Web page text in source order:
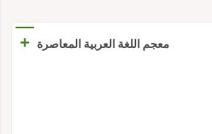
معجم اللغة العربية المعاصرة +